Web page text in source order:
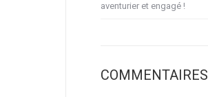
aventurier et engagé !
COMMENTAIRES